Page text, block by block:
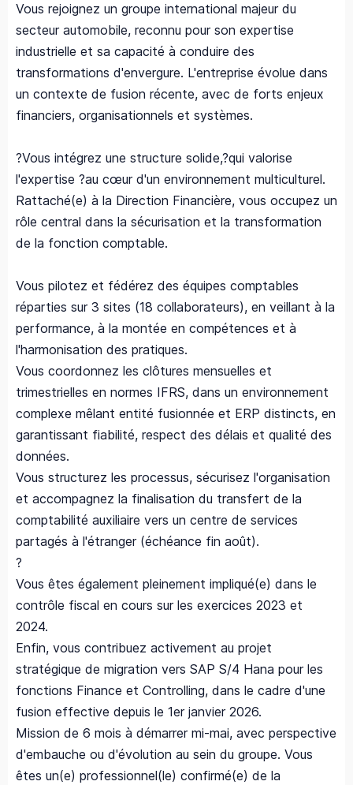
Vous rejoignez un groupe international majeur du
secteur automobile, reconnu pour son expertise
industrielle et sa capacité à conduire des
transformations d'envergure. L'entreprise évolue dans
un contexte de fusion récente, avec de forts enjeux
financiers, organisationnels et systèmes.
?Vous intégrez une structure solide,?qui valorise
l'expertise ?au cœur d'un environnement multiculturel.
Rattaché(e) à la Direction Financière, vous occupez un
rôle central dans la sécurisation et la transformation
de la fonction comptable.
Vous pilotez et fédérez des équipes comptables
réparties sur 3 sites (18 collaborateurs), en veillant à la
performance, à la montée en compétences et à
l'harmonisation des pratiques.
Vous coordonnez les clôtures mensuelles et
trimestrielles en normes IFRS, dans un environnement
complexe mêlant entité fusionnée et ERP distincts, en
garantissant fiabilité, respect des délais et qualité des
données.
Vous structurez les processus, sécurisez l'organisation
et accompagnez la finalisation du transfert de la
comptabilité auxiliaire vers un centre de services
partagés à l'étranger (échéance fin août).
?
Vous êtes également pleinement impliqué(e) dans le
contrôle fiscal en cours sur les exercices 2023 et
2024.
Enfin, vous contribuez activement au projet
stratégique de migration vers SAP S/4 Hana pour les
fonctions Finance et Controlling, dans le cadre d'une
fusion effective depuis le 1er janvier 2026.
Mission de 6 mois à démarrer mi-mai, avec perspective
d'embauche ou d'évolution au sein du groupe. Vous
êtes un(e) professionnel(le) confirmé(e) de la